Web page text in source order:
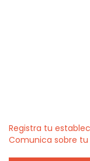
Registra tu
Comunica sobre